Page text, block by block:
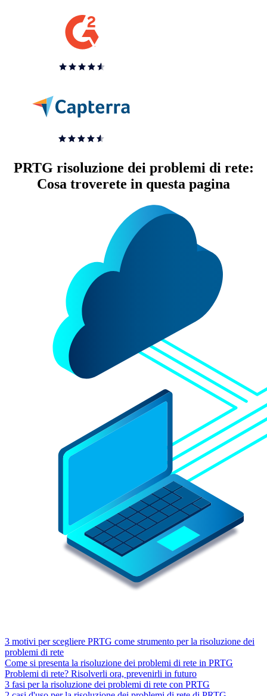
PRTG risoluzione dei problemi di rete:
Cosa troverete in questa pagina
3 motivi per scegliere PRTG come strumento per la risoluzione dei
problemi di rete
Come si presenta la risoluzione dei problemi di rete in PRTG
Problemi di rete? Risolverli ora, prevenirli in futuro
3 fasi per la risoluzione dei problemi di rete con PRTG